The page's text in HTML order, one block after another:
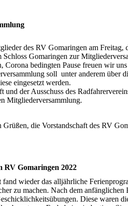
des RV Gomaringen am Freitag,
Schloss Gomaringen zur
Corona bedingten Pause freuen wir
soll unter anderem über
eingesetzt werden.
und der Ausschuss des
Mitgliederversammlung.
die Vorstandschaft des RV
RV Gomaringen 2022
fand wieder das alljährliche
zu machen. Nach dem
Diese waren